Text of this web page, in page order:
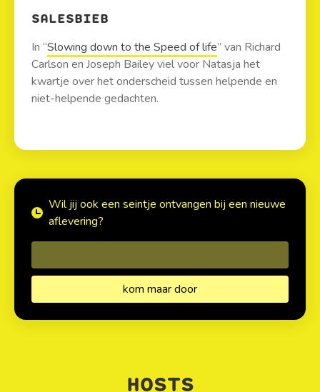
SALESBIEB
In “Slowing down to the Speed of life” van Richard
Carlson en Joseph Bailey viel voor Natasja het
kwartje over het onderscheid tussen helpende en
niet-helpende gedachten.
Wil jij ook een seintje ontvangen bij een nieuwe
aflevering?
HOSTS